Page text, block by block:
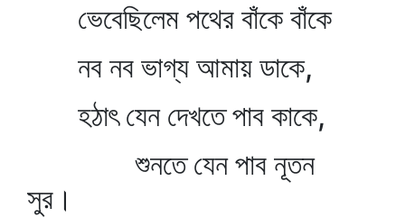
ভেবেছিলেম পথের বাঁকে বাঁকে
নব নব ভাগ্য আমায় ডাকে,
হঠাৎ যেন দেখতে পাব কাকে,
শুনতে যেন পাব নূতন
সুর।